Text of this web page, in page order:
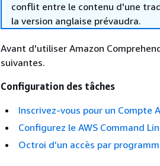
conflit entre le contenu d'une
la version anglaise prévaudra.
Avant d'utiliser Amazon
suivantes.
Configuration des tâches
Inscrivez-vous pour un Compte
Configurez le AWS Command
Octroi d’un accès par